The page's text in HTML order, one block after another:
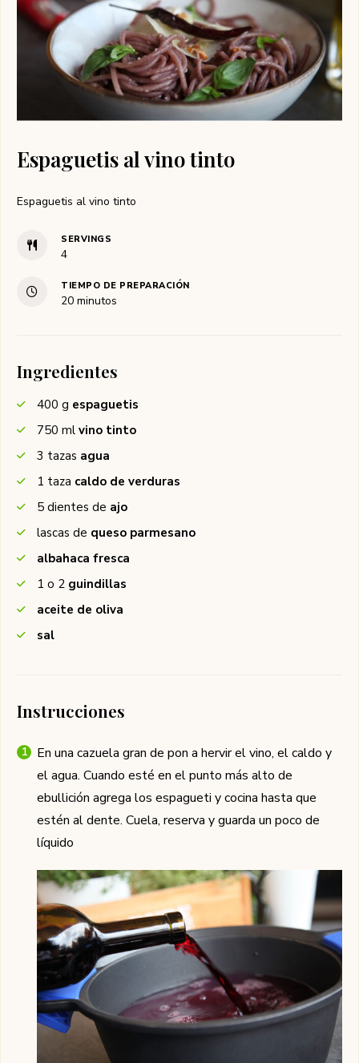
Espaguetis al vino tinto
Espaguetis al vino tinto
SERVINGS
4
TIEMPO DE PREPARACIÓN
20minutos
minutos
Ingredientes
400 g espaguetis
750 ml vino tinto
3 tazas agua
1 taza caldo de verduras
5 dientes de ajo
lascas de queso parmesano
albahaca fresca
1 o 2 guindillas
aceite de oliva
sal
Instrucciones
En una cazuela gran de pon a hervir el vino, el caldo y
el agua. Cuando esté en el punto más alto de
ebullición agrega los espagueti y cocina hasta que
estén al dente. Cuela, reserva y guarda un poco de
líquido